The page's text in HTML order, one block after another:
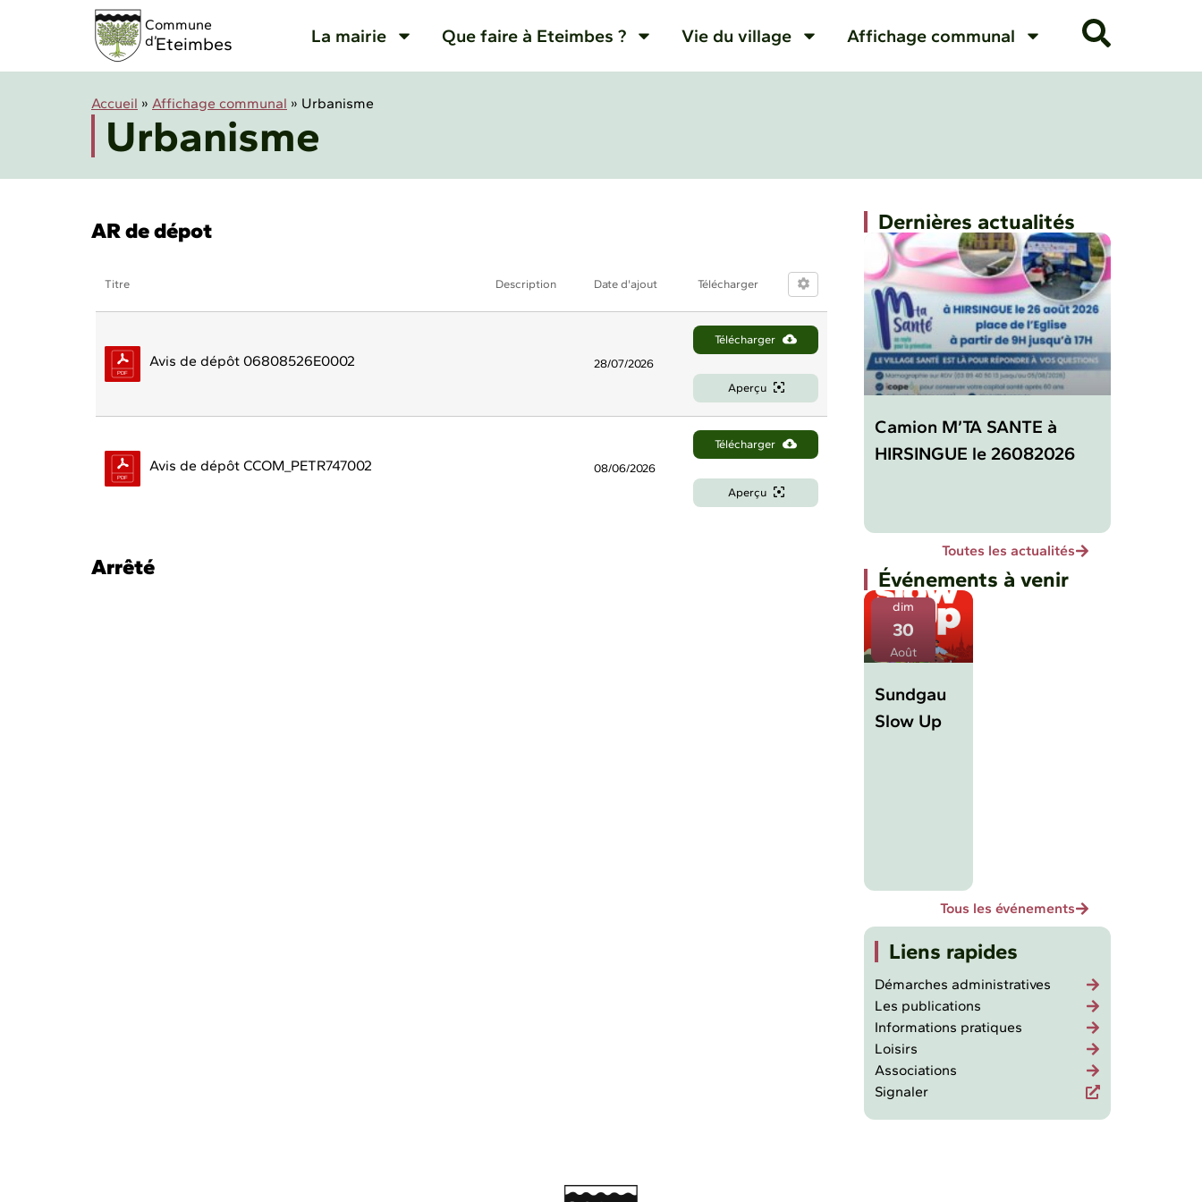
Commune
d’Eteimbes La mairie Que faire à Eteimbes ? Vie du village Affichage communal
Accueil » Affichage communal » Urbanisme
Urbanisme
AR de dépot
Titre Description Date d'ajout Télécharger
Avis de dépôt 06808526E0002 28/07/2026
Télécharger
Aperçu
Avis de dépôt CCOM_PETR747002 08/06/2026
Télécharger
Aperçu
Arrêté
Dernières actualités
Camion M’TA SANTE à
HIRSINGUE le 26082026
Toutes les actualités
Événements à venir
dim
30
Août
Sundgau
Slow Up
Tous les événements
Liens rapides
Démarches administratives
Les publications
Informations pratiques
Loisirs
Associations
Signaler
Panneau de gestion des cookies